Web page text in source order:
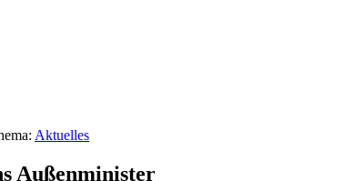
Aktuelles
Außenminister